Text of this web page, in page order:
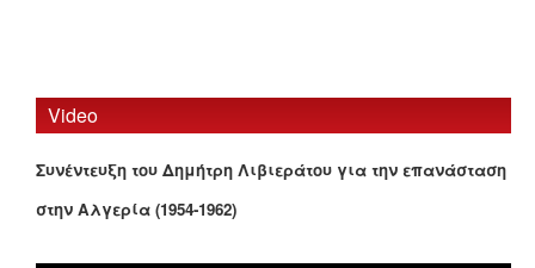
Video
Συνέντευξη του Δημήτρη Λιβιεράτου για την επανάσταση
στην Αλγερία (1954-1962)